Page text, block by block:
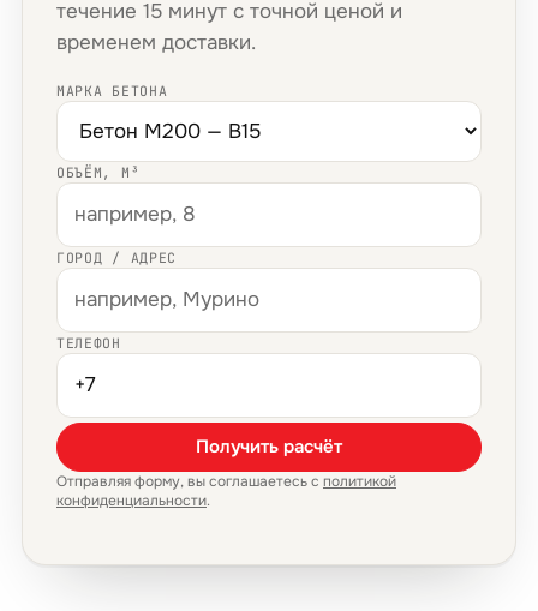
течение 15 минут с точной ценой и
временем доставки.
МАРКА БЕТОНА
ОБЪЁМ, М³
ГОРОД / АДРЕС
ТЕЛЕФОН
Получить расчёт
Отправляя форму, вы соглашаетесь с политикой
конфиденциальности.